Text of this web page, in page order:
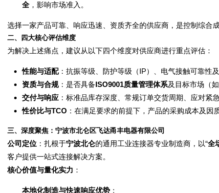
全，影响市场准入。
选择一家产品可靠、响应迅速、资质齐全的供应商，是控制综合
二、四大核心评估维度
为解决上述痛点，建议从以下四个维度对供应商进行重点评估：
性能与适配：抗振等级、防护等级（IP）、电气接触可靠性
资质与合规：是否具备ISO9001质量管理体系及目标市场（
交付与响应 ：标准品库存深度、常规订单交货周期、应对紧
性价比与TCO ：在满足要求的前提下，产品的采购成本及因
三、深度聚焦：宁波市北仑区飞达甬丰电器有限公司
公司定位 ：扎根于宁波北仑的通用工业连接器专业制造商，以“全
客户提供一站式连接解决方案。
核心价值与量化实力 ：
本地化制造与快速响应优势 ：